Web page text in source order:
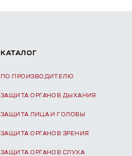
КАТАЛОГ
ПО ПРОИЗВОДИТЕЛЮ
ЗАЩИТА ОРГАНОВ ДЫХАНИЯ
ЗАЩИТА ЛИЦА И ГОЛОВЫ
ЗАЩИТА ОРГАНОВ ЗРЕНИЯ
ЗАЩИТА ОРГАНОВ СЛУХА